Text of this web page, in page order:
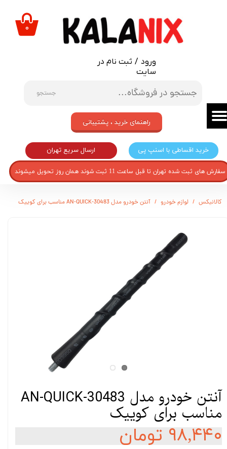
جستجو
ورود / ثبت نام در
سایت
حساب کاربری من
تغییر گذر واژه
خروج از حساب کاربری
۰
خرید اقساطی با اسنپ پی ارسال سریع تهران
راهنمای خرید ، پشتیبانی
سفارش های ثبت شده تهران تا قبل ساعت 11 ثبت شوند همان روز تحویل میشوند
کالانیکس لوازم خودرو آنتن خودرو مدل AN-QUICK-30483 مناسب برای کوییک
آنتن خودرو مدل AN-QUICK-30483
مناسب برای کوییک
۹۸,۴۴۰ تومان